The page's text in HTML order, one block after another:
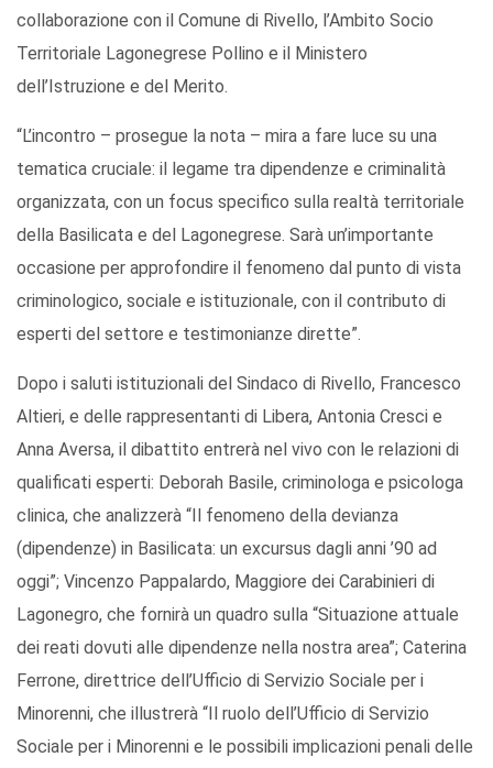
collaborazione con il Comune di Rivello, l’Ambito Socio
Territoriale Lagonegrese Pollino e il Ministero
dell’Istruzione e del Merito.
“L’incontro – prosegue la nota – mira a fare luce su una
tematica cruciale: il legame tra dipendenze e criminalità
organizzata, con un focus specifico sulla realtà territoriale
della Basilicata e del Lagonegrese. Sarà un’importante
occasione per approfondire il fenomeno dal punto di vista
criminologico, sociale e istituzionale, con il contributo di
esperti del settore e testimonianze dirette”.
Dopo i saluti istituzionali del Sindaco di Rivello, Francesco
Altieri, e delle rappresentanti di Libera, Antonia Cresci e
Anna Aversa, il dibattito entrerà nel vivo con le relazioni di
qualificati esperti: Deborah Basile, criminologa e psicologa
clinica, che analizzerà “Il fenomeno della devianza
(dipendenze) in Basilicata: un excursus dagli anni ’90 ad
oggi”; Vincenzo Pappalardo, Maggiore dei Carabinieri di
Lagonegro, che fornirà un quadro sulla “Situazione attuale
dei reati dovuti alle dipendenze nella nostra area”; Caterina
Ferrone, direttrice dell’Ufficio di Servizio Sociale per i
Minorenni, che illustrerà “Il ruolo dell’Ufficio di Servizio
Sociale per i Minorenni e le possibili implicazioni penali delle